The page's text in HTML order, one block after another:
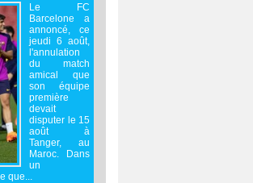
Le FC
Barcelone a
annoncé, ce
jeudi 6 août,
l'annulation
du match
amical que
son équipe
première
devait
disputer le 15
août à
Tanger, au
Maroc. Dans
un
que...